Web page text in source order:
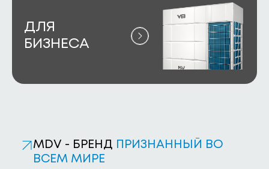
ДЛЯ
БИЗНЕСА
MDV - БРЕНД ПРИЗНАННЫЙ ВО
ВСЕМ МИРЕ